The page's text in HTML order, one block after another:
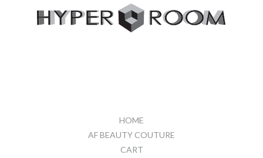
HOME
AF BEAUTY COUTURE
CART